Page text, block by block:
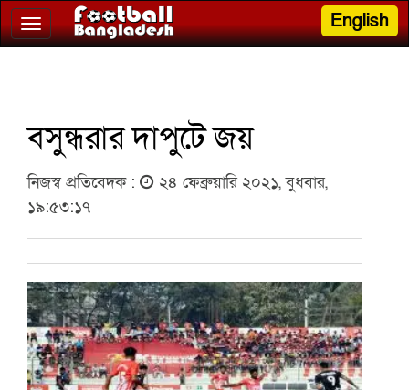
Toggle
navigation
English
বসুন্ধরার দাপুটে জয়
নিজস্ব প্রতিবেদক :
২৪ ফেব্রুয়ারি ২০২১, বুধবার,
১৯:৫৩:১৭